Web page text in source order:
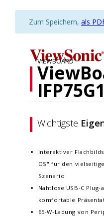
Zum Speichern, als
VIEWBOARD
IFP75G1
Wichtigste
Interaktiver
OS" für den
Szenario
Nahtlose USB-C
komfortable
65-W-Ladung von